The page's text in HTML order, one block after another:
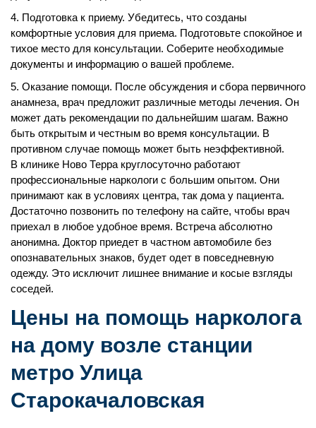
Подготовка к приему. Убедитесь, что созданы
комфортные условия для приема. Подготовьте спокойное и
тихое место для консультации. Соберите необходимые
документы и информацию о вашей проблеме.
Оказание помощи. После обсуждения и сбора первичного
анамнеза, врач предложит различные методы лечения. Он
может дать рекомендации по дальнейшим шагам. Важно
быть открытым и честным во время консультации. В
противном случае помощь может быть неэффективной.
В клинике Ново Терра круглосуточно работают
профессиональные наркологи с большим опытом. Они
принимают как в условиях центра, так дома у пациента.
Достаточно позвонить по телефону на сайте, чтобы врач
приехал в любое удобное время. Встреча абсолютно
анонимна. Доктор приедет в частном автомобиле без
опознавательных знаков, будет одет в повседневную
одежду. Это исключит лишнее внимание и косые взгляды
соседей.
Цены на помощь нарколога
на дому возле станции
метро Улица
Старокачаловская